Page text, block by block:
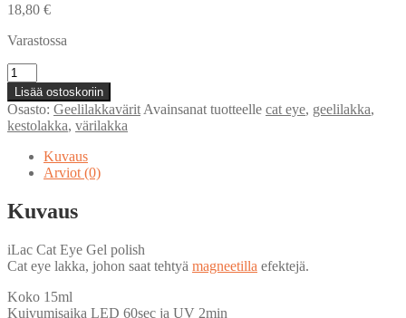
18,80 €
Varastossa
Cat
Eye
Effect
–
Scarlett
Claws
määrä
Lisää ostoskoriin
Osasto: Geelilakkavärit Avainsanat tuotteelle cat eye, geelilakka,
kestolakka, värilakka
Kuvaus
Arviot (0)
Kuvaus
iLac Cat Eye Gel polish
Cat eye lakka, johon saat tehtyä magneetilla efektejä.
Koko 15ml
Kuivumisaika LED 60sec ja UV 2min